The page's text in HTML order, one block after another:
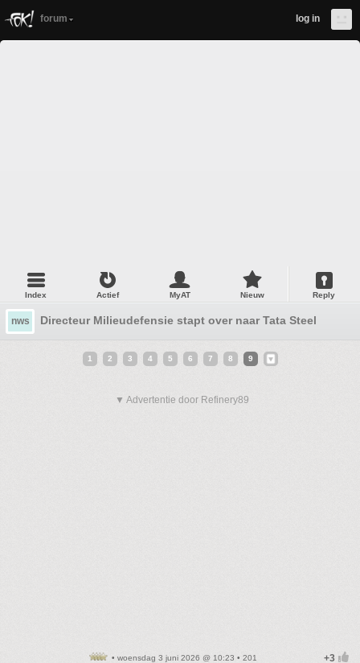
forum log in
Index Actief MyAT Nieuw Reply
nws Directeur Milieudefensie stapt over naar Tata Steel
1 2 3 4 5 6 7 8 9
▼ Advertentie door Refinery89
• woensdag 3 juni 2026 @ 10:23 • 201